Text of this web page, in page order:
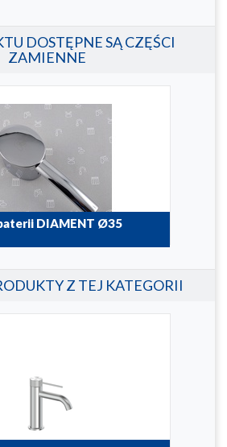
DOSTĘPNE SĄ CZĘŚCI
ZAMIENNE
DIAMENT Ø35
Z TEJ KATEGORII